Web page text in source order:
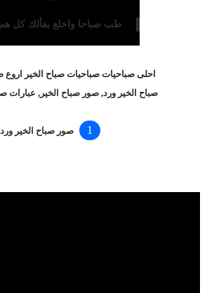
طب صباحا واخلع بفألك كل
احلى صباحيات صباحيات صباح الخير اروع
صباح الخير ورد, صور صباح الخير, عبارات
صور صباح الخير ورد